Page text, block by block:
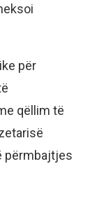
për
qëllim të
përmbajtjes